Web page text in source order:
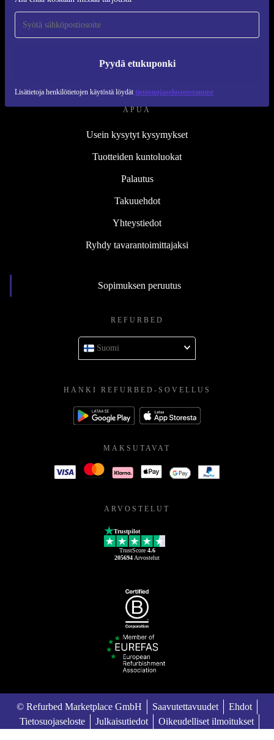
Pyydä etukuponki
Lisätietoja henkilötietojen käytöstä löydät tietosuojaselosteestamme
APUA
Usein kysytyt kysymykset
Tuotteiden kuntoluokat
Palautus
Takuuehdot
Yhteystiedot
Ryhdy tavarantoimittajaksi
Sopimuksen peruutus
REFURBED
Suomi
HANKI REFURBED-SOVELLUS
MAKSUTAVAT
ARVOSTELUT
Trustpilot
TrustScore 4.6
205694 Arvostelut
© Refurbed Marketplace GmbH Saavutettavuudet
Ehdot
Tietosuojaseloste
Julkaisutiedot
Oikeudelliset ilmoitukset